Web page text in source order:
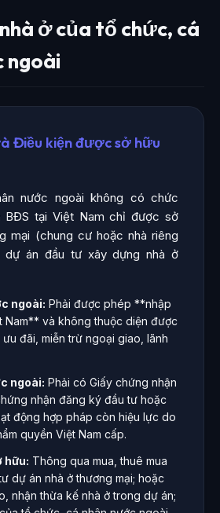
ở của tổ chức, cá
ngoài
Điều kiện được sở hữu
nước ngoài không có chức
BĐS tại Việt Nam chỉ được sở
mại (chung cư hoặc nhà riêng
dự án đầu tư xây dựng nhà ở
ngoài: Phải được phép **nhập
Nam** và không thuộc diện được
đãi, miễn trừ ngoại giao, lãnh
ngoài: Phải có Giấy chứng nhận
nhận đăng ký đầu tư hoặc
động hợp pháp còn hiệu lực do
quyền Việt Nam cấp.
hữu: Thông qua mua, thuê mua
dự án nhà ở thương mại; hoặc
nhận thừa kế nhà ở trong dự án;